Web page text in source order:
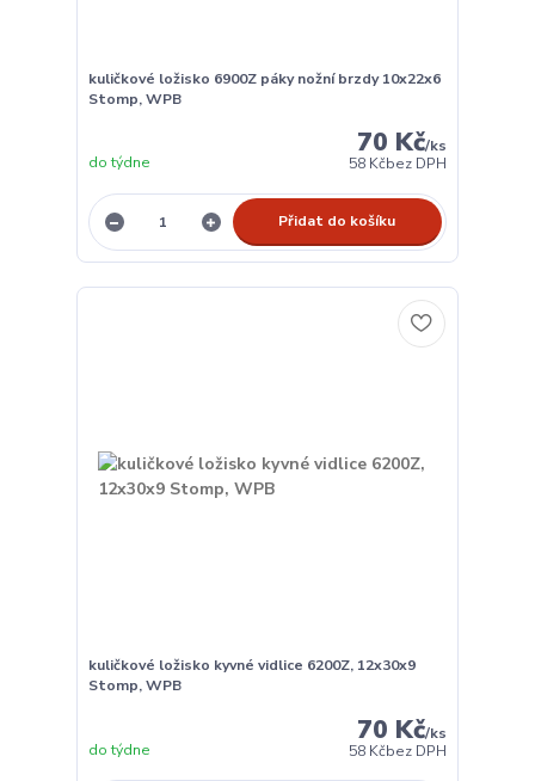
kuličkové ložisko 6900Z páky nožní brzdy 10x22x6
Stomp, WPB
70 Kč/ks
58 Kčbez DPH
do týdne
Přidat do košíku
kuličkové ložisko kyvné vidlice 6200Z, 12x30x9
Stomp, WPB
70 Kč/ks
58 Kčbez DPH
do týdne